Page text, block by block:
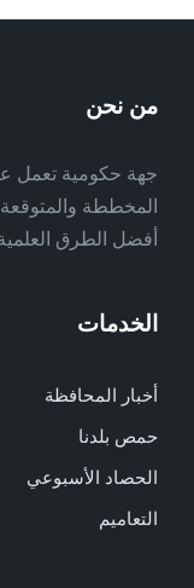
من نحن
جهة حكومية تعمل
المخططة
أفضل الطرق
الخدمات
أخبار المحافظة
حمص بلدنا
الحصاد الأسبوعي
التعاميم